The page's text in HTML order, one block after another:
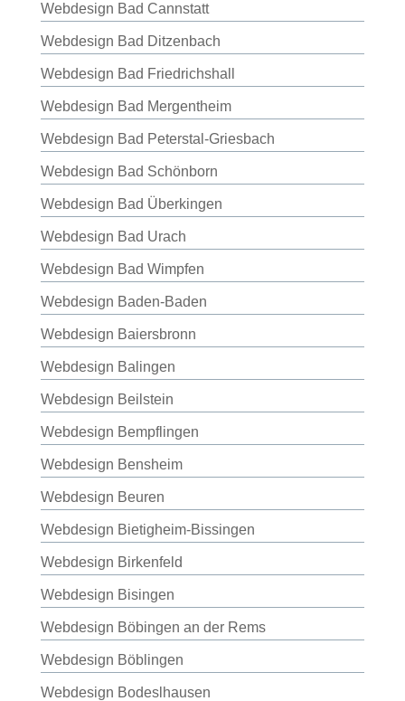
Webdesign Bad Cannstatt
Webdesign Bad Ditzenbach
Webdesign Bad Friedrichshall
Webdesign Bad Mergentheim
Webdesign Bad Peterstal-Griesbach
Webdesign Bad Schönborn
Webdesign Bad Überkingen
Webdesign Bad Urach
Webdesign Bad Wimpfen
Webdesign Baden-Baden
Webdesign Baiersbronn
Webdesign Balingen
Webdesign Beilstein
Webdesign Bempflingen
Webdesign Bensheim
Webdesign Beuren
Webdesign Bietigheim-Bissingen
Webdesign Birkenfeld
Webdesign Bisingen
Webdesign Böbingen an der Rems
Webdesign Böblingen
Webdesign Bodeslhausen